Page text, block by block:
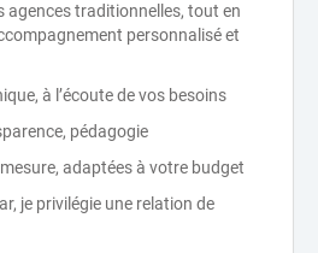
agences traditionnelles, tout en
personnalisé et
à l’écoute de vos besoins
pédagogie
adaptées à votre budget
je privilégie une relation de